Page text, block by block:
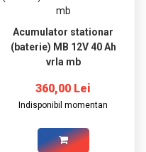
Acumulator stationar
(baterie) MB 12V 40 Ah
vrla mb
360,00 Lei
Indisponibil momentan